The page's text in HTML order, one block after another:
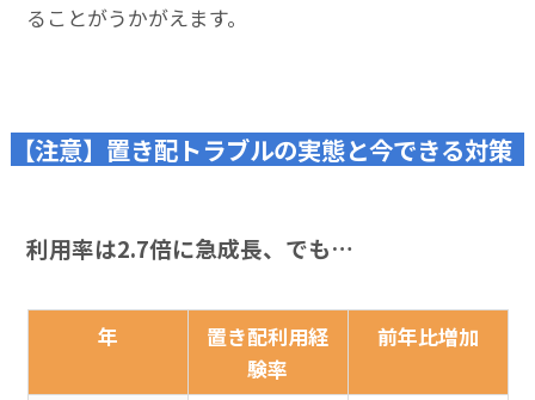
ることがうかがえます。
【注意】置き配トラブルの実態と今できる対策
利用率は2.7倍に急成長、でも…
年
置き配利用経
験率
前年比増加